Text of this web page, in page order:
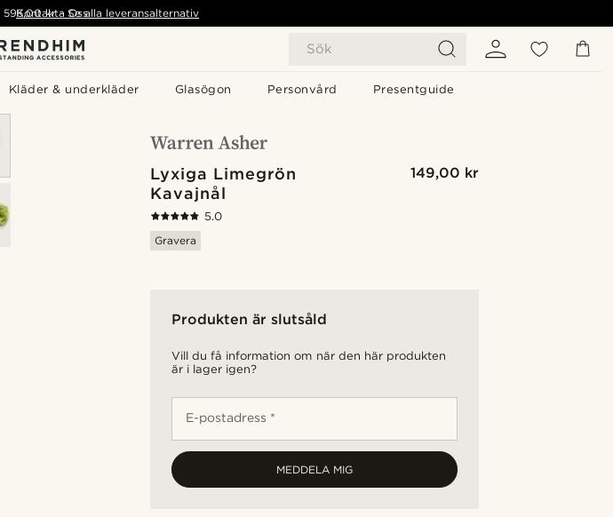
Sök
Kläder & underkläder Glasögon Personvård Presentguide
595,00 kr - Se alla leveransalternativ
Kontakta Oss
Lyxiga Limegrön
Kavajnål
149,00 kr
5.0
Gravera
Produkten är slutsåld
Vill du få information om när den här produkten
är i lager igen?
E-postadress *
MEDDELA MIG